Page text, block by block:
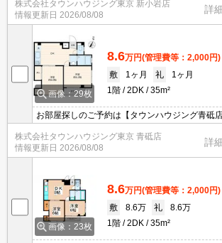
談くださいませ。
株式会社タウンハウジング東京 新小岩店
情報更新日 2026/08/08
詳
画像：29枚
8.6万円(管理費等：2,000円)
敷
1ヶ月 礼
1ヶ月
1階
2DK 35m²
お部屋探しのご予約は【タウンハウジング青砥
株式会社タウンハウジング東京 青砥店
情報更新日 2026/08/08
詳
画像：23枚
8.6万円(管理費等：2,000円)
敷
8.6万 礼
8.6万
1階
2DK 35m²